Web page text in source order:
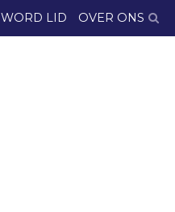
WORD LID OVER ONS